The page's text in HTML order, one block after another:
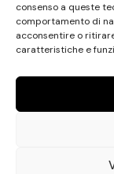
consenso a queste
comportamento di
acconsentire o
caratteristiche e
Wasted Paris
Vans
CATEGORIE